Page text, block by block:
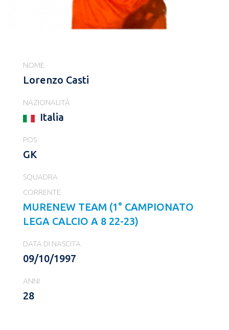
NOME
Lorenzo Casti
NAZIONALITÀ
Italia
POS
GK
SQUADRA
CORRENTE
MURENEW TEAM (1° CAMPIONATO
LEGA CALCIO A 8 22-23)
DATA DI NASCITA
09/10/1997
ANNI
28